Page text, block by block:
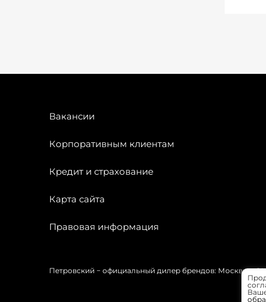
Вакансии
Корпоративным клиентам
Кредит и страхование
Карта сайта
Правовая информация
Петровский − официальный дилер брендов: Москвич,